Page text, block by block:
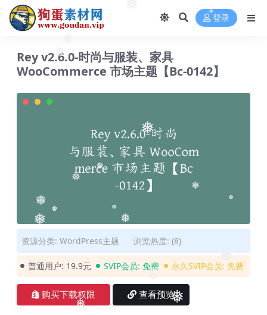
❅
❅
❅
❅
❅
❅
❅
❅
❅
❅
❅
❅
登录
Rey v2.6.0-时尚与服装、家具
WooCommerce 市场主题【Bc-0142】
资源分类: WordPress主题 浏览热度: (8)
普通用户: 19.9元 SVIP会员: 免费 永久SVIP会员: 免费
购买下载权限 查看预览